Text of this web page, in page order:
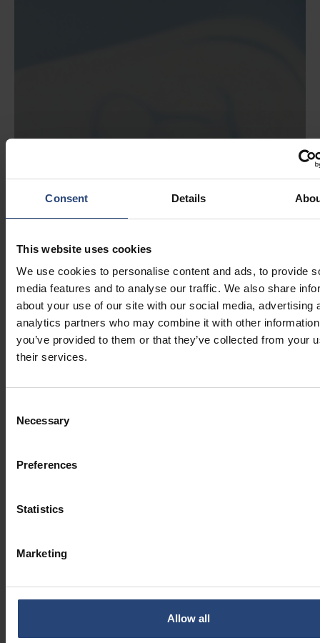
Consent Details
This website uses cookies
We use cookies to personalise content and ads, to provide
media features and to analyse our traffic. We also share
about your use of our site with our social media, advertising
analytics partners who may combine it with other
you’ve provided to them or that they’ve collected from your
their services.
Selection
Necessary
Preferences
Statistics
Marketing
Allow all